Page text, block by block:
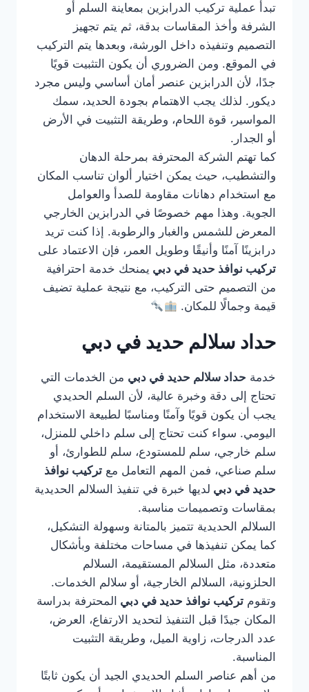
تبدأ عملية تركيب الدرابزين بمعاينة السلم أو
الشرفة وأخذ المقاسات بدقة، ثم يتم تجهيز
التصميم وتنفيذه داخل الورشة، وبعدها يتم التركيب
في الموقع. ومن الضروري أن يكون التثبيت قويًا
جدًا، لأن الدرابزين عنصر أمان أساسي وليس مجرد
ديكور. لذلك يجب الاهتمام بجودة الحديد، سمك
المواسير، قوة اللحام، وطريقة التثبيت في الأرض
أو الجدار.
كما تهتم الشركة المحترفة بمرحلة الدهان
والتشطيب، حيث يمكن اختيار ألوان تناسب المكان
مع استخدام دهانات مقاومة للصدأ والعوامل
الجوية. وهذا مهم خصوصًا في الدرابزين الخارجي
المعرض للشمس والغبار والرطوبة. إذا كنت تريد
درابزينًا آمنًا وأنيقًا وطويل العمر، فإن الاعتماد على
تركيب نوافذ حديد في دبي يمنحك خدمة احترافية
من التصميم حتى التركيب، مع نتيجة عملية تضيف
قيمة وجمالًا للمكان.
حداد سلالم حديد في دبي
خدمة حداد سلالم حديد في دبي من الخدمات التي
تحتاج إلى دقة وخبرة عالية، لأن السلم الحديدي
يجب أن يكون قويًا وآمنًا ومناسبًا لطبيعة الاستخدام
اليومي. سواء كنت تحتاج إلى سلم داخلي للمنزل،
سلم خارجي، سلم للمستودع، سلم للطوارئ، أو
سلم صناعي، فمن المهم التعامل مع تركيب نوافذ
حديد في دبي لديها خبرة في تنفيذ السلالم الحديدية
بمقاسات وتصميمات مناسبة.
السلالم الحديدية تتميز بالمتانة وسهولة التشكيل،
كما يمكن تنفيذها في مساحات مختلفة وبأشكال
متعددة، مثل السلالم المستقيمة، السلالم
الحلزونية، السلالم الخارجية، أو سلالم الخدمات.
وتقوم تركيب نوافذ حديد في دبي المحترفة بدراسة
المكان جيدًا قبل التنفيذ لتحديد الارتفاع، العرض،
عدد الدرجات، زاوية الميل، وطريقة التثبيت
المناسبة.
من أهم عناصر السلم الحديدي الجيد أن يكون ثابتًا